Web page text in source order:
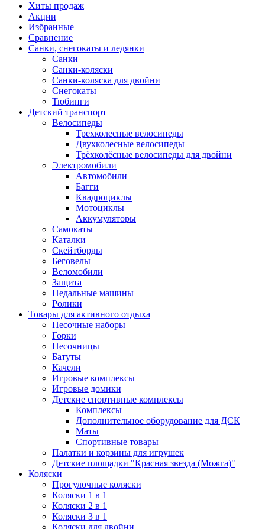
Хиты продаж
Акции
Избранные
Сравнение
Санки, снегокаты и ледянки
Санки
Санки-коляски
Санки-коляска для двойни
Снегокаты
Тюбинги
Детский транспорт
Велосипеды
Трехколесные велосипеды
Двухколесные велосипеды
Трёхколёсные велосипеды для двойни
Электромобили
Автомобили
Багги
Квадроциклы
Мотоциклы
Аккумуляторы
Самокаты
Каталки
Скейтборды
Беговелы
Веломобили
Защита
Педальные машины
Ролики
Товары для активного отдыха
Песочные наборы
Горки
Песочницы
Батуты
Качели
Игровые комплексы
Игровые домики
Детские спортивные комплексы
Комплексы
Дополнительное оборудование для ДСК
Маты
Спортивные товары
Палатки и корзины для игрушек
Детские площадки "Красная звезда (Можга)"
Коляски
Прогулочные коляски
Коляски 1 в 1
Коляски 2 в 1
Коляски 3 в 1
Коляски для двойни